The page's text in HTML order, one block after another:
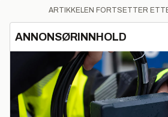
ARTIKKELEN FORTSETTER
ANNONSØRINNHOLD